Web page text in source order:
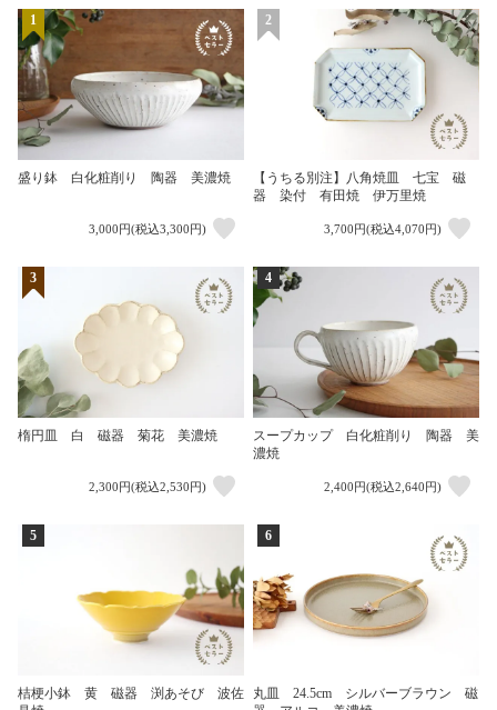
1
盛り鉢 白化粧削り 陶器 美濃焼
3,000円(税込3,300円)
2
【うちる別注】八角焼皿 七宝 磁
器 染付 有田焼 伊万里焼
3,700円(税込4,070円)
3
楕円皿 白 磁器 菊花 美濃焼
2,300円(税込2,530円)
4
スープカップ 白化粧削り 陶器 美
濃焼
2,400円(税込2,640円)
5
桔梗小鉢 黄 磁器 渕あそび 波佐
6
丸皿 24.5cm シルバーブラウン 磁